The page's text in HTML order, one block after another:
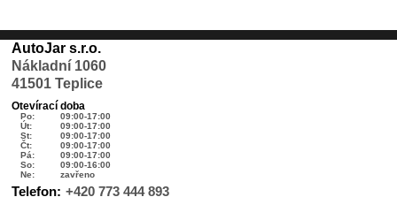
AutoJar s.r.o.
Nákladní 1060
41501 Teplice
Otevírací doba
Po:
09:00-17:00
Út:
09:00-17:00
St:
09:00-17:00
Čt:
09:00-17:00
Pá:
09:00-17:00
So:
09:00-16:00
Ne:
zavřeno
Telefon: +420 773 444 893